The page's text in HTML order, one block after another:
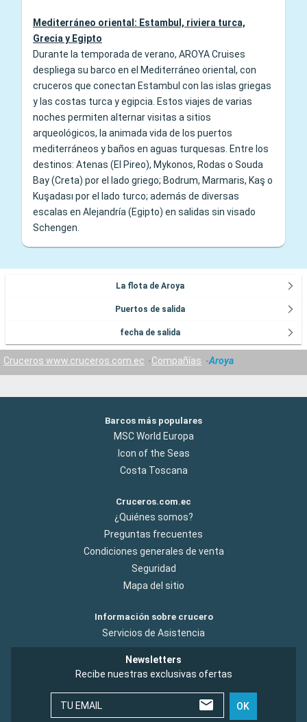
Mediterráneo oriental: Estambul, riviera turca,
Grecia y Egipto
Durante la temporada de verano, AROYA Cruises
despliega su barco en el Mediterráneo oriental, con
cruceros que conectan Estambul con las islas griegas
y las costas turca y egipcia. Estos viajes de varias
noches permiten alternar visitas a sitios
arqueológicos, la animada vida de los puertos
mediterráneos y baños en aguas turquesas. Entre los
destinos: Atenas (El Pireo), Mykonos, Rodas o Souda
Bay (Creta) por el lado griego; Bodrum, Marmaris, Kaş o
Kuşadası por el lado turco; además de diversas
escalas en Alejandría (Egipto) en salidas sin visado
Schengen.
La flota de Aroya
Puertos de salida
fecha de salida
Cruceros www.cruceros.com.ec Compañías Aroya
Barcos más populares
MSC World Europa
Icon of the Seas
Costa Toscana
Cruceros.com.ec
¿Quiénes somos?
Preguntas frecuentes
Condiciones generales de venta
Seguridad
Mapa del sitio
Información sobre crucero
Servicios de Asistencia
Newsletters
Recibe nuestras exclusivas ofertas
TU EMAIL OK